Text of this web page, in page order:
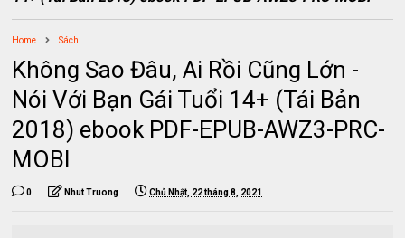
Home Sách
Không Sao Đâu, Ai Rồi Cũng Lớn -
Nói Với Bạn Gái Tuổi 14+ (Tái Bản
2018) ebook PDF-EPUB-AWZ3-PRC-
MOBI
0 Nhut Truong Chủ Nhật, 22 tháng 8, 2021